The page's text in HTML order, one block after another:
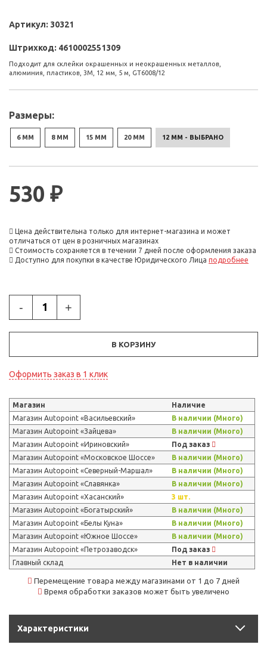
Артикул: 30321
Штрихкод: 4610002551309
Подходит для склейки окрашенных и неокрашенных металлов,
алюминия, пластиков, 3М, 12 мм, 5 м, GT6008/12
Размеры:
6 ММ 8 ММ 15 ММ 20 ММ 12 ММ - ВЫБРАНО
530 ₽
Цена действительна только для интернет-магазина и может
отличаться от цен в розничных магазинах
Стоимость сохраняется в течении 7 дней после оформления заказа
Доступно для покупки в качестве Юридического Лица подробнее
- +
В КОРЗИНУ
Оформить заказ в 1 клик
Магазин
Наличие
Магазин Autopoint «Васильевский»
В наличии (Много)
Магазин Autopoint «Зайцева»
В наличии (Много)
Магазин Autopoint «Ириновский»
Под заказ
Магазин Autopoint «Московское Шоссе»
В наличии (Много)
Магазин Autopoint «Северный-Маршал»
В наличии (Много)
Магазин Autopoint «Славянка»
В наличии (Много)
Магазин Autopoint «Хасанский»
3 шт.
Магазин Autopoint «Богатырский»
В наличии (Много)
Магазин Autopoint «Белы Куна»
В наличии (Много)
Магазин Autopoint «Южное Шоссе»
В наличии (Много)
Магазин Autopoint «Петрозаводск»
Под заказ
Главный склад
Нет в наличии
Перемещение товара между магазинами от 1 до 7 дней
Время обработки заказов может быть увеличено
Характеристики